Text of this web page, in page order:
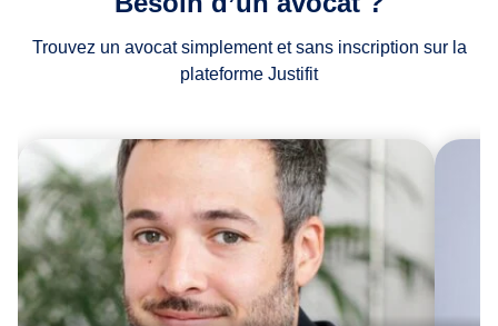
Trouvez un avocat simplement et sans inscription sur la
plateforme Justifit